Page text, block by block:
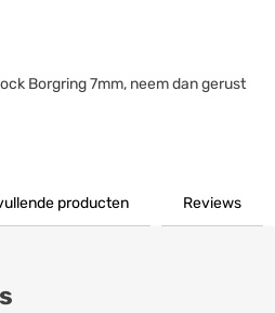
Borgring 7mm, neem dan gerust
producten Reviews